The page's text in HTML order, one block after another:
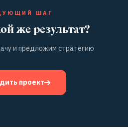
ШАГ
же результат?
и предложим стратегию
проект